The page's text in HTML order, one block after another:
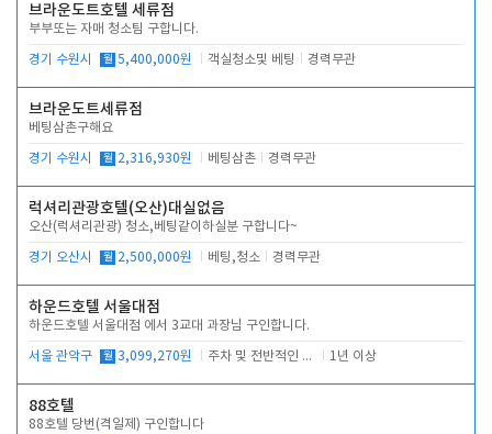
브라운도트호텔 세류점
부부또는 자매 청소팀 구합니다.
경기 수원시 월 5,400,000원 객실청소및 베팅 경력무관
브라운도트세류점
베팅삼촌구해요
경기 수원시 월 2,316,930원 베팅삼촌 경력무관
럭셔리관광호텔(오산)대실없음
오산(럭셔리관광) 청소,베팅같이하실분 구합니다~
경기 오산시 월 2,500,000원 베팅,청소 경력무관
하운드호텔 서울대점
하운드호텔 서울대점 에서 3교대 과장님 구인합니다.
서울 관악구 월 3,099,270원 주차 및 전반적인 당번업무 1년 이상
88호텔
88호텔 당번(격일제) 구인합니다